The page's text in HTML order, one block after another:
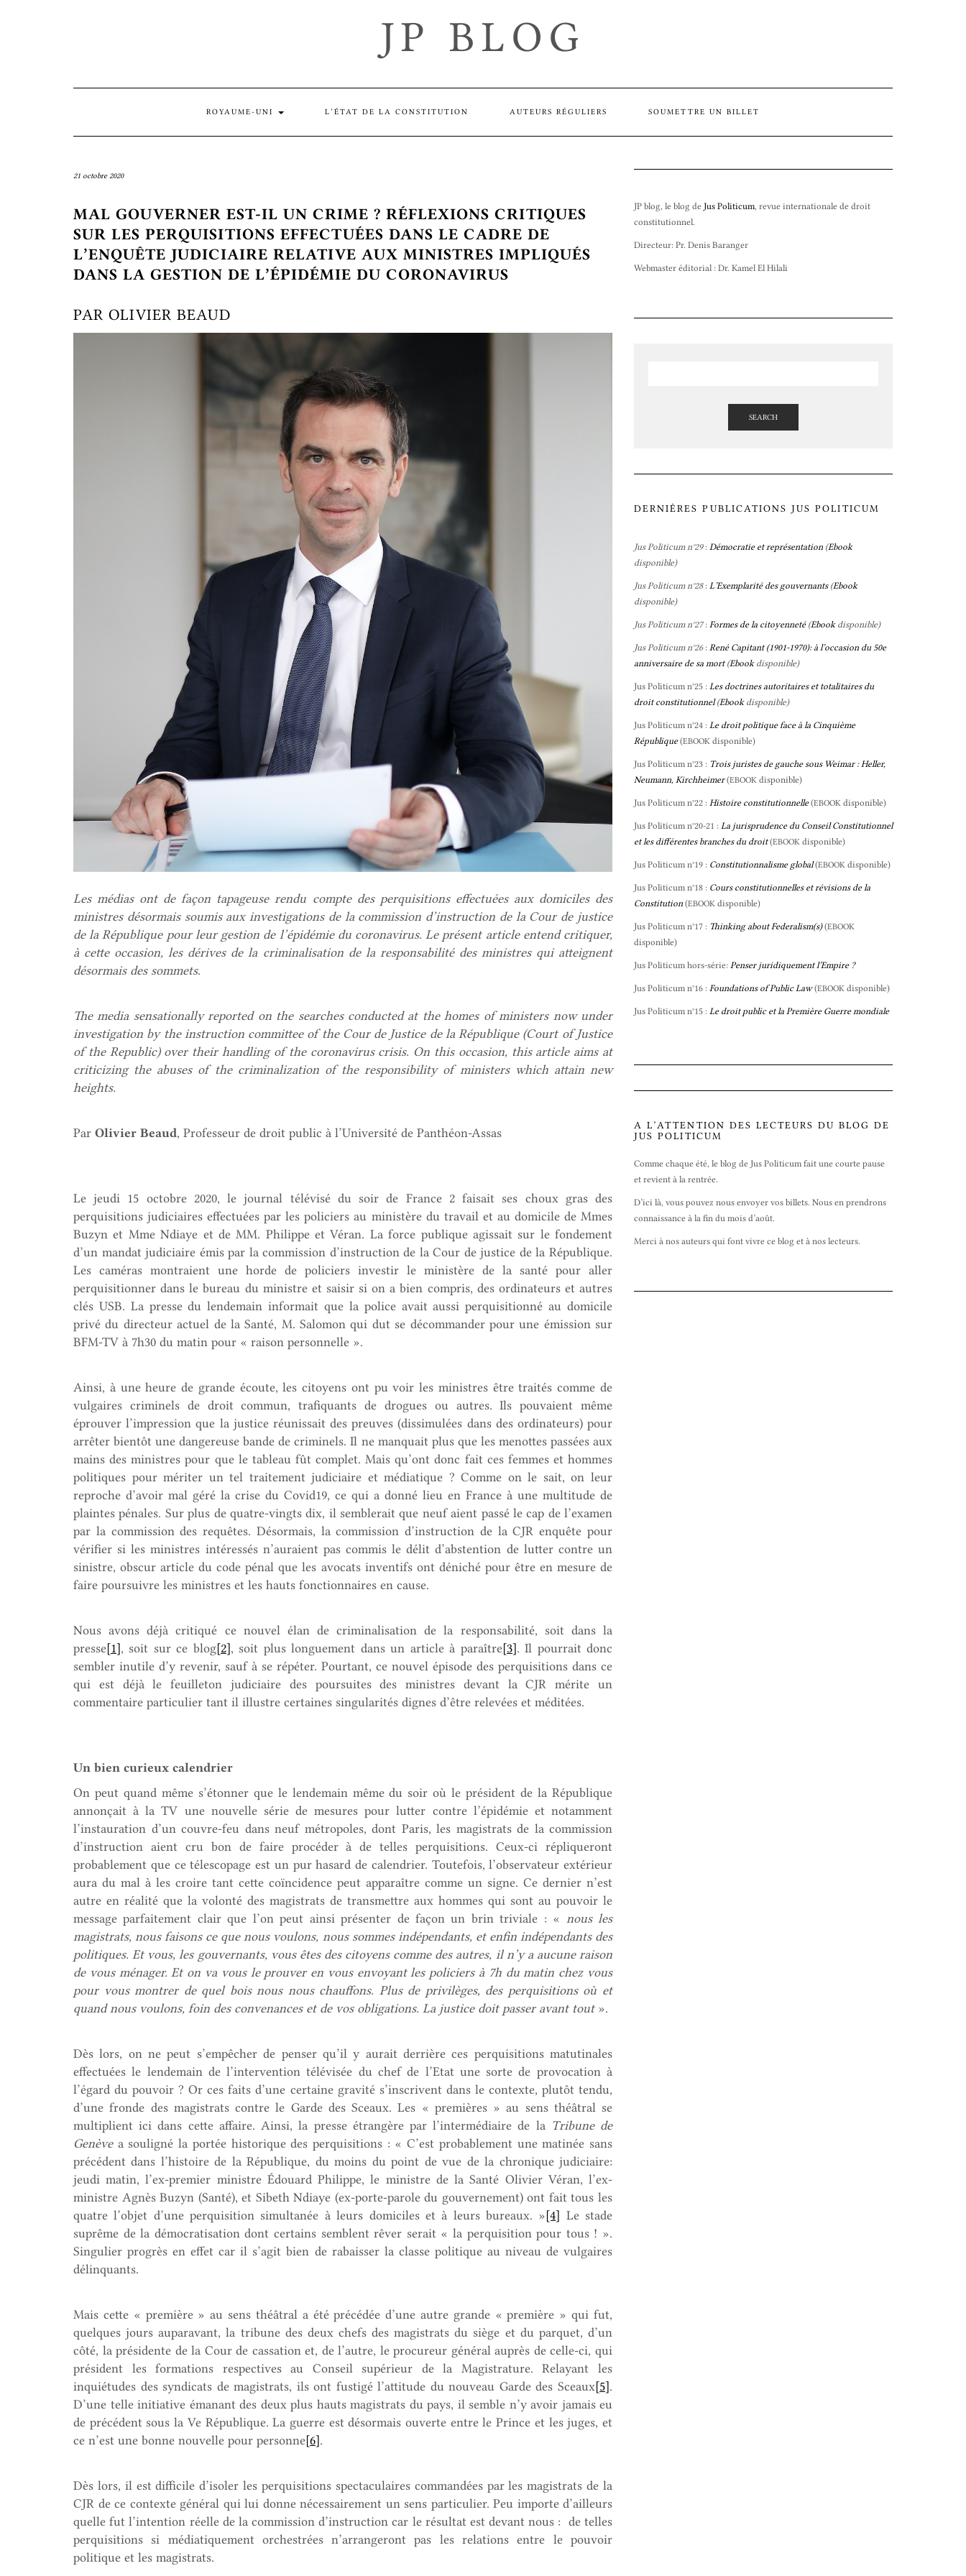
JP BLOG
ROYAUME-UNI L’ÉTAT DE LA CONSTITUTION AUTEURS RÉGULIERS SOUMETTRE UN BILLET
21 octobre 2020
MAL GOUVERNER EST-IL UN CRIME ? RÉFLEXIONS CRITIQUES
SUR LES PERQUISITIONS EFFECTUÉES DANS LE CADRE DE
L’ENQUÊTE JUDICIAIRE RELATIVE AUX MINISTRES IMPLIQUÉS
DANS LA GESTION DE L’ÉPIDÉMIE DU CORONAVIRUS
PAR OLIVIER BEAUD
Les médias ont de façon tapageuse rendu compte des perquisitions effectuées aux domiciles des
ministres désormais soumis aux investigations de la commission d’instruction de la Cour de justice
de la République pour leur gestion de l’épidémie du coronavirus. Le présent article entend critiquer,
à cette occasion, les dérives de la criminalisation de la responsabilité des ministres qui atteignent
désormais des sommets.
The media sensationally reported on the searches conducted at the homes of ministers now under
investigation by the instruction committee of the Cour de Justice de la République (Court of Justice
of the Republic) over their handling of the coronavirus crisis. On this occasion, this article aims at
criticizing the abuses of the criminalization of the responsibility of ministers which attain new
heights.
Par Olivier Beaud, Professeur de droit public à l’Université de Panthéon-Assas
Le jeudi 15 octobre 2020, le journal télévisé du soir de France 2 faisait ses choux gras des
perquisitions judiciaires effectuées par les policiers au ministère du travail et au domicile de Mmes
Buzyn et Mme Ndiaye et de MM. Philippe et Véran. La force publique agissait sur le fondement
d’un mandat judiciaire émis par la commission d’instruction de la Cour de justice de la République.
Les caméras montraient une horde de policiers investir le ministère de la santé pour aller
perquisitionner dans le bureau du ministre et saisir si on a bien compris, des ordinateurs et autres
clés USB. La presse du lendemain informait que la police avait aussi perquisitionné au domicile
privé du directeur actuel de la Santé, M. Salomon qui dut se décommander pour une émission sur
BFM-TV à 7h30 du matin pour « raison personnelle ».
Ainsi, à une heure de grande écoute, les citoyens ont pu voir les ministres être traités comme de
vulgaires criminels de droit commun, trafiquants de drogues ou autres. Ils pouvaient même
éprouver l’impression que la justice réunissait des preuves (dissimulées dans des ordinateurs) pour
arrêter bientôt une dangereuse bande de criminels. Il ne manquait plus que les menottes passées aux
mains des ministres pour que le tableau fût complet. Mais qu’ont donc fait ces femmes et hommes
politiques pour mériter un tel traitement judiciaire et médiatique ? Comme on le sait, on leur
reproche d’avoir mal géré la crise du Covid19, ce qui a donné lieu en France à une multitude de
plaintes pénales. Sur plus de quatre-vingts dix, il semblerait que neuf aient passé le cap de l’examen
par la commission des requêtes. Désormais, la commission d’instruction de la CJR enquête pour
vérifier si les ministres intéressés n’auraient pas commis le délit d’abstention de lutter contre un
sinistre, obscur article du code pénal que les avocats inventifs ont déniché pour être en mesure de
faire poursuivre les ministres et les hauts fonctionnaires en cause.
Nous avons déjà critiqué ce nouvel élan de criminalisation de la responsabilité, soit dans la
presse[1], soit sur ce blog[2], soit plus longuement dans un article à paraître[3]. Il pourrait donc
sembler inutile d’y revenir, sauf à se répéter. Pourtant, ce nouvel épisode des perquisitions dans ce
qui est déjà le feuilleton judiciaire des poursuites des ministres devant la CJR mérite un
commentaire particulier tant il illustre certaines singularités dignes d’être relevées et méditées.
Un bien curieux calendrier
On peut quand même s’étonner que le lendemain même du soir où le président de la République
annonçait à la TV une nouvelle série de mesures pour lutter contre l’épidémie et notamment
l’instauration d’un couvre-feu dans neuf métropoles, dont Paris, les magistrats de la commission
d’instruction aient cru bon de faire procéder à de telles perquisitions. Ceux-ci répliqueront
probablement que ce télescopage est un pur hasard de calendrier. Toutefois, l’observateur extérieur
aura du mal à les croire tant cette coïncidence peut apparaître comme un signe. Ce dernier n’est
autre en réalité que la volonté des magistrats de transmettre aux hommes qui sont au pouvoir le
message parfaitement clair que l’on peut ainsi présenter de façon un brin triviale : « nous les
magistrats, nous faisons ce que nous voulons, nous sommes indépendants, et enfin indépendants des
politiques. Et vous, les gouvernants, vous êtes des citoyens comme des autres, il n’y a aucune raison
de vous ménager. Et on va vous le prouver en vous envoyant les policiers à 7h du matin chez vous
pour vous montrer de quel bois nous nous chauffons. Plus de privilèges, des perquisitions où et
quand nous voulons, foin des convenances et de vos obligations. La justice doit passer avant tout ».
Dès lors, on ne peut s’empêcher de penser qu’il y aurait derrière ces perquisitions matutinales
effectuées le lendemain de l’intervention télévisée du chef de l’Etat une sorte de provocation à
l’égard du pouvoir ? Or ces faits d’une certaine gravité s’inscrivent dans le contexte, plutôt tendu,
d’une fronde des magistrats contre le Garde des Sceaux. Les « premières » au sens théâtral se
multiplient ici dans cette affaire. Ainsi, la presse étrangère par l’intermédiaire de la Tribune de
Genèvea souligné la portée historique des perquisitions : « C’est probablement une matinée sans
précédent dans l’histoire de la République, du moins du point de vue de la chronique judiciaire:
jeudi matin, l’ex-premier ministre Édouard Philippe, le ministre de la Santé Olivier Véran, l’ex-
ministre Agnès Buzyn (Santé), et Sibeth Ndiaye (ex-porte-parole du gouvernement) ont fait tous les
quatre l’objet d’une perquisition simultanée à leurs domiciles et à leurs bureaux. »[4] Le stade
suprême de la démocratisation dont certains semblent rêver serait « la perquisition pour tous ! ».
Singulier progrès en effet car il s’agit bien de rabaisser la classe politique au niveau de vulgaires
délinquants.
Mais cette « première » au sens théâtral a été précédée d’une autre grande « première » qui fut,
quelques jours auparavant, la tribune des deux chefs des magistrats du siège et du parquet, d’un
côté, la présidente de la Cour de cassation et, de l’autre, le procureur général auprès de celle-ci, qui
président les formations respectives au Conseil supérieur de la Magistrature. Relayant les
inquiétudes des syndicats de magistrats, ils ont fustigé l’attitude du nouveau Garde des Sceaux[5].
D’une telle initiative émanant des deux plus hauts magistrats du pays, il semble n’y avoir jamais eu
de précédent sous la Ve République. La guerre est désormais ouverte entre le Prince et les juges, et
ce n’est une bonne nouvelle pour personne[6].
Dès lors, il est difficile d’isoler les perquisitions spectaculaires commandées par les magistrats de la
CJR de ce contexte général qui lui donne nécessairement un sens particulier. Peu importe d’ailleurs
quelle fut l’intention réelle de la commission d’instruction car le résultat est devant nous : de telles
perquisitions si médiatiquement orchestrées n’arrangeront pas les relations entre le pouvoir
politique et les magistrats.
JP blog, le blog de Jus Politicum, revue internationale de droit
constitutionnel.
Directeur: Pr. Denis Baranger
Webmaster éditorial : Dr. Kamel El Hilali
SEARCH
DERNIÈRES PUBLICATIONS JUS POLITICUM
Jus Politicum n°29: Démocratie et représentation (Ebook
disponible)
Jus Politicum n°28: L’Exemplarité des gouvernants(Ebook
disponible)
Jus Politicum n°27: Formes de la citoyenneté(Ebookdisponible)
Jus Politicum n°26: René Capitant (1901-1970): à l’occasion du 50e
anniversaire de sa mort(Ebookdisponible)
Jus Politicum n°25 : Les doctrines autoritaires et totalitaires du
droit constitutionnel(Ebookdisponible)
Jus Politicum n°24 : Le droit politique face à la Cinquième
République (EBOOK disponible)
Jus Politicum n°23 : Trois juristes de gauche sous Weimar : Heller,
Neumann, Kirchheimer (EBOOK disponible)
Jus Politicum n°22 : Histoire constitutionnelle (EBOOK disponible)
Jus Politicum n°20-21 : La jurisprudence du Conseil Constitutionnel
et les différentes branches du droit (EBOOK disponible)
Jus Politicum n°19 : Constitutionnalisme global (EBOOK disponible)
Jus Politicum n°18 : Cours constitutionnelles et révisions de la
Constitution (EBOOK disponible)
Jus Politicum n°17 : Thinking about Federalism(s) (EBOOK
disponible)
Jus Politicum hors-série: Penser juridiquement l’Empire ?
Jus Politicum n°16 : Foundations of Public Law (EBOOK disponible)
Jus Politicum n°15 : Le droit public et la Première Guerre mondiale
A L’ATTENTION DES LECTEURS DU BLOG DE
JUS POLITICUM
Comme chaque été, le blog de Jus Politicum fait une courte pause
et revient à la rentrée.
D’ici là, vous pouvez nous envoyer vos billets. Nous en prendrons
connaissance à la fin du mois d’août.
Merci à nos auteurs qui font vivre ce blog et à nos lecteurs.